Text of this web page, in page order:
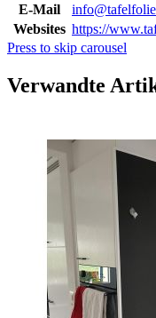
E-Mail
Websites https://
Press to skip carousel
Verwandte